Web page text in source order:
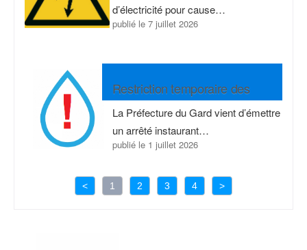
d’électricité pour cause…
publié le 7 juillet 2026
Restriction temporaire des
usages d’eau – Niveau Alerte
La Préfecture du Gard vient d’émettre
un arrêté instaurant…
publié le 1 juillet 2026
< 1 2 3 4 >